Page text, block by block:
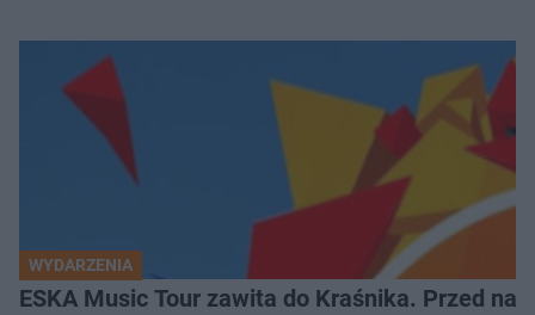
WYDARZENIA
ESKA Music Tour zawita do Kraśnika. Przed